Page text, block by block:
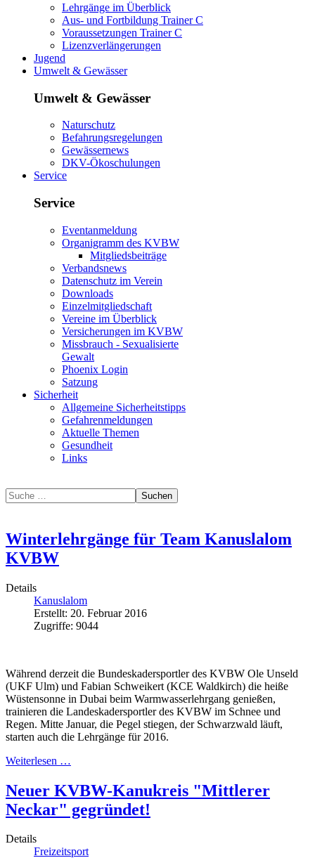
Lehrgänge im Überblick
Aus- und Fortbildung Trainer C
Voraussetzungen Trainer C
Lizenzverlängerungen
Jugend
Umwelt & Gewässer
Umwelt & Gewässer
Naturschutz
Befahrungsregelungen
Gewässernews
DKV-Ökoschulungen
Service
Service
Eventanmeldung
Organigramm des KVBW
Mitgliedsbeiträge
Verbandsnews
Datenschutz im Verein
Downloads
Einzelmitgliedschaft
Vereine im Überblick
Versicherungen im KVBW
Missbrauch - Sexualisierte
Gewalt
Phoenix Login
Satzung
Sicherheit
Allgemeine Sicherheitstipps
Gefahrenmeldungen
Aktuelle Themen
Gesundheit
Links
Suchen
Winterlehrgänge für Team Kanuslalom
KVBW
Details
Kanuslalom
Erstellt: 20. Februar 2016
Zugriffe: 9044
Während derzeit die Bundeskadersportler des KVBW Ole Unseld
(UKF Ulm) und Fabian Schweikert (KCE Waldkirch) die heiße
Wüstensonne in Dubai beim Warmwasserlehrgang genießen,
trainieren die Landeskadersportler des KVBW im Schnee und
Regen. Mitte Januar, die Pegel stiegen, der Schwarzwald läuft,
starten auch die Lehrgänge für 2016.
Weiterlesen …
Neuer KVBW-Kanukreis "Mittlerer
Neckar" gegründet!
Details
Freizeitsport